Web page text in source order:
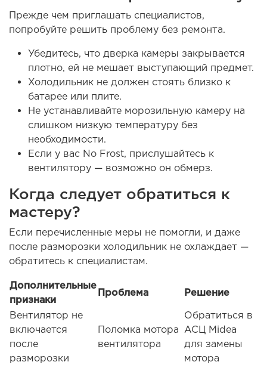
Прежде чем приглашать специалистов,
попробуйте решить проблему без ремонта.
Убедитесь, что дверка камеры закрывается
плотно, ей не мешает выступающий предмет.
Холодильник не должен стоять близко к
батарее или плите.
Не устанавливайте морозильную камеру на
слишком низкую температуру без
необходимости.
Если у вас No Frost, прислушайтесь к
вентилятору — возможно он обмерз.
Когда следует обратиться к
мастеру?
Если перечисленные меры не помогли, и даже
после разморозки холодильник не охлаждает —
обратитесь к специалистам.
Дополнительные
признаки
Проблема
Решение
Вентилятор не
включается
после
разморозки
Поломка мотора
вентилятора
Обратиться в
АСЦ Midea
для замены
мотора